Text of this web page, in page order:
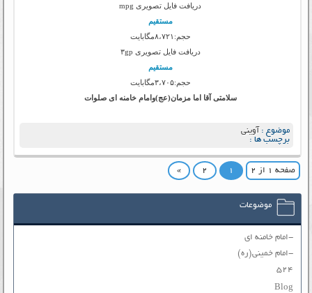
دریافت فایل تصویری mpg
مستقیم
حجم:۸،۷۲۱مگابایت
دریافت فایل تصویری ۳gp
مستقیم
حجم:۳،۷۰۵مگابایت
سلامتی آقا اما مزمان(عج)وامام خامنه ای صلوات
موضوع : آوینی
برچسب ها :
صفحه ۱ از ۲ ۱ ۲ »
موضوعات
-امام خامنه ای
-امام خمینی(ره)
۵۲۴
Blog